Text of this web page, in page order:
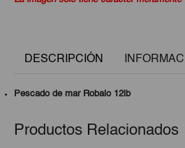
DESCRIPCIÓN
Pescado de mar Robalo 12lb
Productos Relacionados